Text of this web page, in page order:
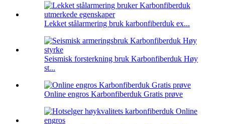
Lekket stålarmering bruk karbonfiberduk ex...
Seismisk forsterkning bruk Karbonfiberduk Høy
st...
Online engros Karbonfiberduk Gratis prøve